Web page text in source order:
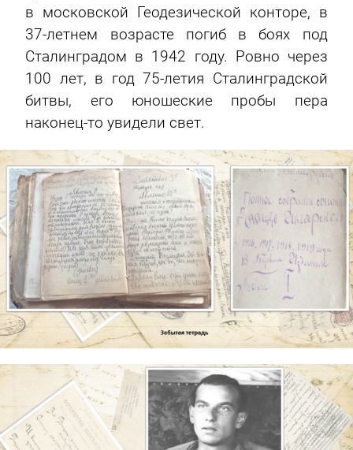
в московской Геодезической конторе, в
37-летнем возрасте погиб в боях под
Сталинградом в 1942 году. Ровно через
100 лет, в год 75-летия Сталинградской
битвы, его юношеские пробы пера
наконец-то увидели свет.